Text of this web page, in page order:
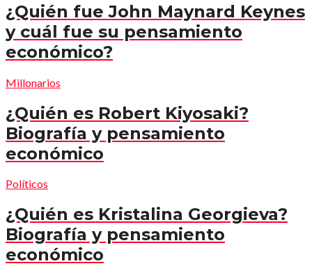
¿Quién fue John Maynard Keynes
y cuál fue su pensamiento
económico?
Millonarios
¿Quién es Robert Kiyosaki?
Biografía y pensamiento
económico
Políticos
¿Quién es Kristalina Georgieva?
Biografía y pensamiento
económico